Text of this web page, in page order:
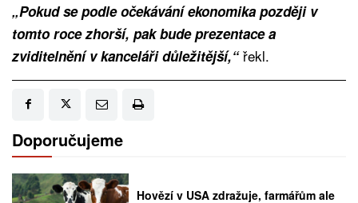
„Pokud se podle očekávání ekonomika později v
tomto roce zhorší, pak bude prezentace a
zviditelnění v kanceláři důležitější,“řekl.
Doporučujeme
Hovězí v USA zdražuje, farmářům ale